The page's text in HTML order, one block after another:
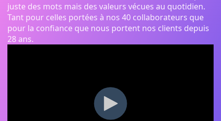
juste des mots mais des valeurs vécues au quotidien.
Tant pour celles portées à nos 40 collaborateurs que
pour la confiance que nous portent nos clients depuis
28 ans.